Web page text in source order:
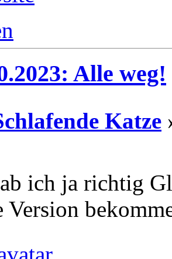
Alle weg!
Katze
ich ja richtig
Version